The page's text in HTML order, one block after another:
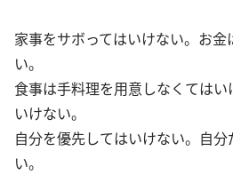
家事をサボってはいけない。お
い。
食事は手料理を用意しなくては
いけない。
自分を優先してはいけない。自
い。